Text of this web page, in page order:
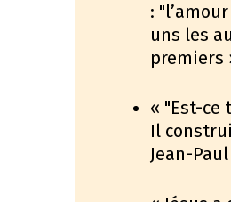
:
uns les
premiers
« "Est-ce
Il
Jean-